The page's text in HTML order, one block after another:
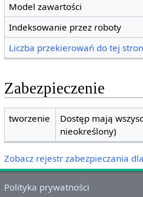
Model zawartości
Indeksowanie przez roboty
Liczba przekierowań do tej
Zabezpieczenie
tworzenie
Dostęp mają
nieokreślony)
Zobacz rejestr zabezpieczania
Polityka prywatności